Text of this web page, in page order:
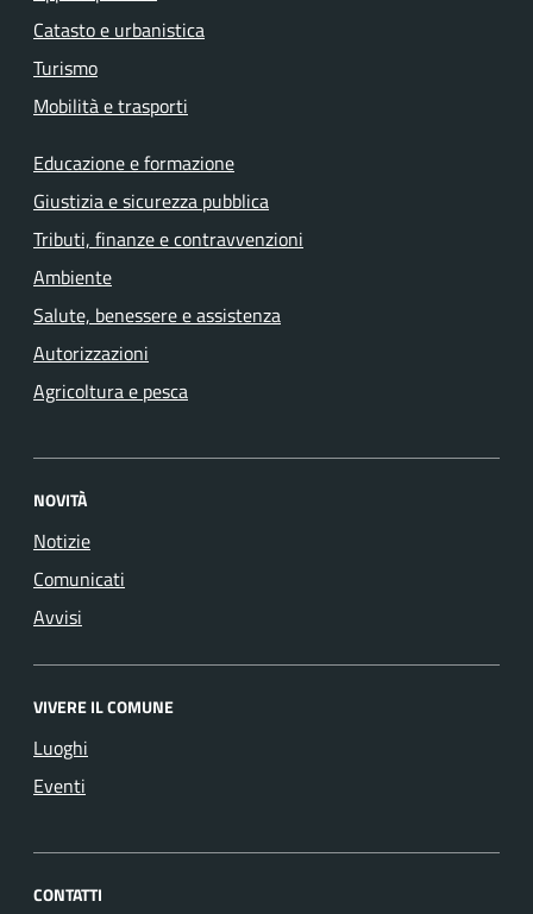
Catasto e urbanistica
Turismo
Mobilità e trasporti
Educazione e formazione
Giustizia e sicurezza pubblica
Tributi, finanze e contravvenzioni
Ambiente
Salute, benessere e assistenza
Autorizzazioni
Agricoltura e pesca
NOVITÀ
Notizie
Comunicati
Avvisi
VIVERE IL COMUNE
Luoghi
Eventi
CONTATTI